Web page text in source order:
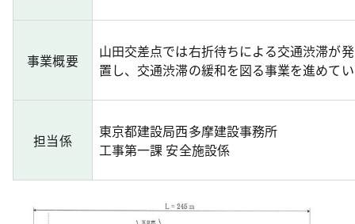
事業概要
山田交差点では右折待ちによる交通渋滞が
置し、交通渋滞の緩和を図る事業を進めて
担当係
東京都建設局西多摩建設事務所
工事第一課 安全施設係